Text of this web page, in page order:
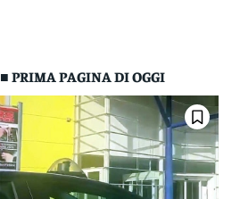
■ PRIMA PAGINA DI OGGI